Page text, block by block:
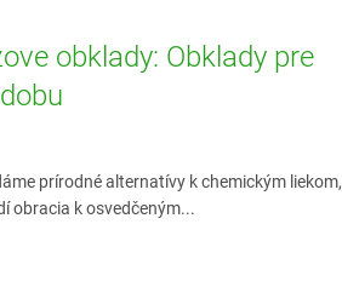
obklady: Obklady pre
prírodné alternatívy k chemickým liekom,
obracia k osvedčeným...